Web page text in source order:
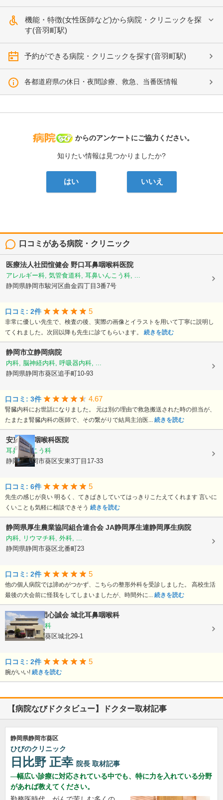
機能・特徴(女性医師など)から病院・クリニックを探
す(音羽町駅)
予約ができる病院・クリニックを探す(音羽町駅)
各都道府県の休日・夜間診療、救急、当番医情報
病院なび
からのアンケートにご協力ください。
知りたい情報は見つかりましたか?
はい いいえ
口コミがある病院・クリニック
医療法人社団愃健会 野口耳鼻咽喉科医院
アレルギー科, 気管食道科, 耳鼻いんこう科, ...
静岡県静岡市駿河区曲金四丁目3番7号
口コミ: 2件 5
非常に優しい先生で、検査の後、実際の画像とイラストを用いて丁寧に説明し
てくれました。次回以降も先生に診てもらいます。 続きを読む
静岡市立静岡病院
内科, 脳神経内科, 呼吸器内科, ...
静岡県静岡市葵区追手町10-93
口コミ: 3件 4.67
腎臓内科にお世話になりました。 元は別の理由で救急搬送された時の担当が、
たまたま腎臓内科の医師で、その繋がりで結局主治医... 続きを読む
安東耳鼻咽喉科医院
耳鼻いんこう科
静岡県静岡市葵区安東3丁目17-33
口コミ: 6件 5
先生の感じが良い 明るく、てきぱきしていてはっきりこたえてくれます 言いに
くいことも気軽に相談できそう 続きを読む
静岡県厚生農業協同組合連合会 JA静岡厚生連静岡厚生病院
内科, リウマチ科, 外科, ...
静岡県静岡市葵区北番町23
口コミ: 2件 5
他の個人病院では諦めがつかず、こちらの整形外科を受診しました。 高校生活
最後の大会前に怪我をしてしまいましたが、時間外に... 続きを読む
医療法人社団心誠会 城北耳鼻咽喉科
耳鼻いんこう科
静岡県静岡市葵区城北29-1
口コミ: 2件 5
腕がいい! 続きを読む
【病院なびドクタビュー】ドクター取材記事
静岡県静岡市葵区
ひびのクリニック
日比野 正幸 院長 取材記事
幅広い診療に対応されている中でも、特に力を入れている分野
があれば教えてください。